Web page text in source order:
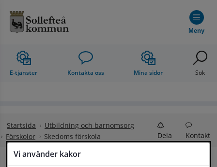
Vi använder kakor
Meny
E-tjänster Kontakta oss Mina sidor Sök
Startsida
Utbildning och barnomsorg
Förskolor
Skedoms förskola Dela Kontakt